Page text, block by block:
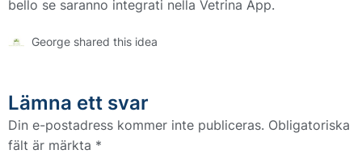
bello se saranno integrati nella Vetrina App.
George shared this idea
Lämna ett svar
Din e-postadress kommer inte publiceras. Obligatoriska
fält är märkta *